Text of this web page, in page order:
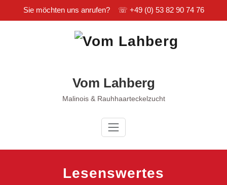
Sie möchten uns anrufen? ☏ +49 (0) 53 82 90 74 76
Vom Lahberg
Malinois & Rauhhaarteckelzucht
Lesenswertes